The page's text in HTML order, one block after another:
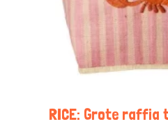
RICE: Grote raffia